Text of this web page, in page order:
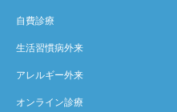
自費診療
生活習慣病外来
アレルギー外来
オンライン診療